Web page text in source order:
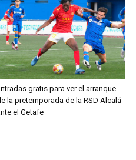
gratis para ver el arranque
la pretemporada de la RSD Alcalá
el Getafe